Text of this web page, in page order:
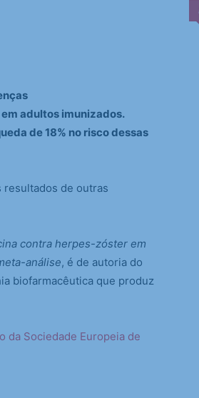
em adultos imunizados.
de 18% no risco dessas
de outras
contra herpes-zóster em
análise, é de autoria do
biofarmacêutica que produz
da Sociedade Europeia de